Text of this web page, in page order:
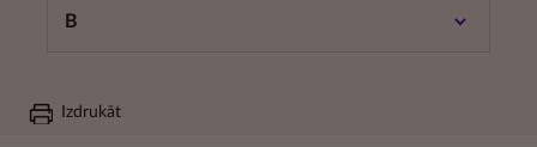
B
Izdrukāt